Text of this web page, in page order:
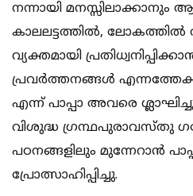
നന്നായി മനസ്സിലാക്കാനും
കാലലട്ടത്തിൽ,
വ്യക്തമായി
പ്രവർത്തനങ്ങൾ
എന്ന് പാപ്പാ അവരെ
വിശുദ്ധ ഗ്രന്ഥപുരാവസ്തു
പഠനങ്ങളിലും മുന്നേറാൻ
പ്രോത്സാഹിപ്പിച്ചു.